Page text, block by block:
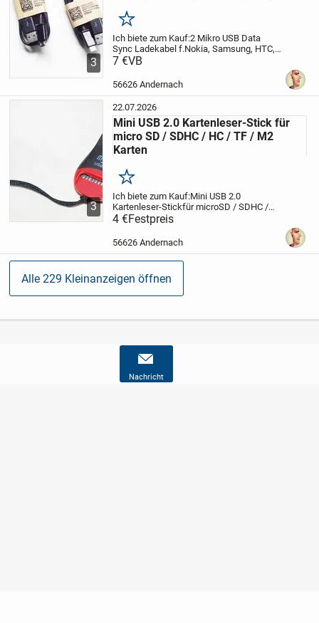
Nachricht
3
Merken
Ich biete zum Kauf:2 Mikro USB Data
Sync Ladekabel f.Nokia, Samsung, HTC,
LG, Blackberry
über einen microUSB-Anschluss verfügen
7 €VB
56626 Andernach
3
22.07.2026
Mini USB 2.0 Kartenleser-Stick für
micro SD / SDHC / HC / TF / M2
Karten
Merken
Ich biete zum Kauf:Mini USB 2.0
Kartenleser-Stickfür microSD / SDHC /
HC / TF / M2 Karten
handlicher Mini USB-Kartenleser mit
Lese- u. Schreibslot für fast alle
gängigen...
4 €Festpreis
56626 Andernach
Alle 229 Kleinanzeigen öffnen